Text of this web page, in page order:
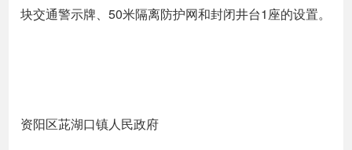
块交通警示牌、50米隔离防护网和封闭井台1座的设置。
资阳区茈湖口镇人民政府